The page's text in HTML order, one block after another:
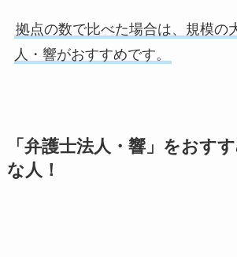
拠点の数で比べた場合は、規模の
人・響がおすすめです。
「弁護士法人・響」をおす
な人！